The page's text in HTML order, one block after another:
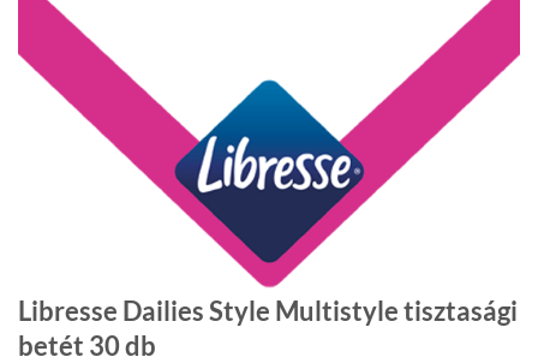
Libresse Dailies Style Multistyle tisztasági
betét 30 db